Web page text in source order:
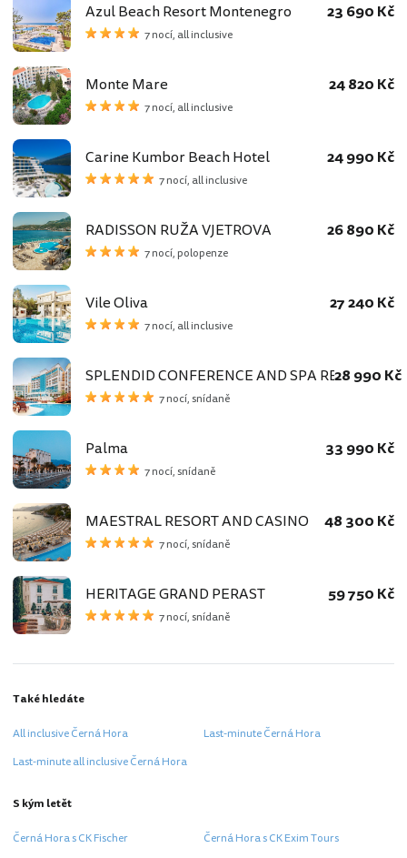
Azul Beach Resort Montenegro
7 nocí, all inclusive
23 690 Kč
Monte Mare
7 nocí, all inclusive
24 820 Kč
Carine Kumbor Beach Hotel
7 nocí, all inclusive
24 990 Kč
RADISSON RUŽA VJETROVA
7 nocí, polopenze
26 890 Kč
Vile Oliva
7 nocí, all inclusive
27 240 Kč
SPLENDID CONFERENCE AND SPA RESORT
7 nocí, snídaně
28 990 Kč
Palma
7 nocí, snídaně
33 990 Kč
MAESTRAL RESORT AND CASINO
7 nocí, snídaně
48 300 Kč
HERITAGE GRAND PERAST
7 nocí, snídaně
59 750 Kč
Také hledáte
All inclusive Černá Hora
Last-minute Černá Hora
Last-minute all inclusive Černá Hora
S kým letět
Černá Hora s CK Fischer
Černá Hora s CK Exim Tours